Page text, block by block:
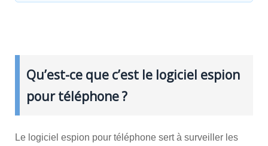
Qu’est-ce que c’est le logiciel espion
pour téléphone ?
Le logiciel espion pour téléphone sert à surveiller les